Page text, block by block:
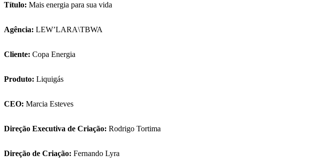
Título: Mais energia para sua vida
Agência: LEW’LARA\TBWA
Cliente: Copa Energia
Produto: Liquigás
CEO: Marcia Esteves
Direção Executiva de Criação: Rodrigo Tortima
Direção de Criação: Fernando Lyra